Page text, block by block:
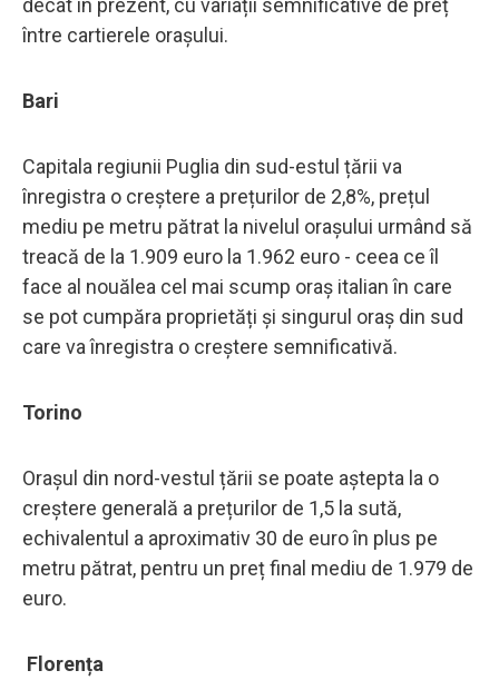
între cartierele orașului.
Bari
Capitala regiunii Puglia din sud-estul țării va
înregistra o creștere a prețurilor de 2,8%, prețul
mediu pe metru pătrat la nivelul orașului urmând să
treacă de la 1.909 euro la 1.962 euro - ceea ce îl
face al nouălea cel mai scump oraș italian în care
se pot cumpăra proprietăți și singurul oraș din sud
care va înregistra o creștere semnificativă.
Torino
Orașul din nord-vestul țării se poate aștepta la o
creștere generală a prețurilor de 1,5 la sută,
echivalentul a aproximativ 30 de euro în plus pe
metru pătrat, pentru un preț final mediu de 1.979 de
euro.
Florența